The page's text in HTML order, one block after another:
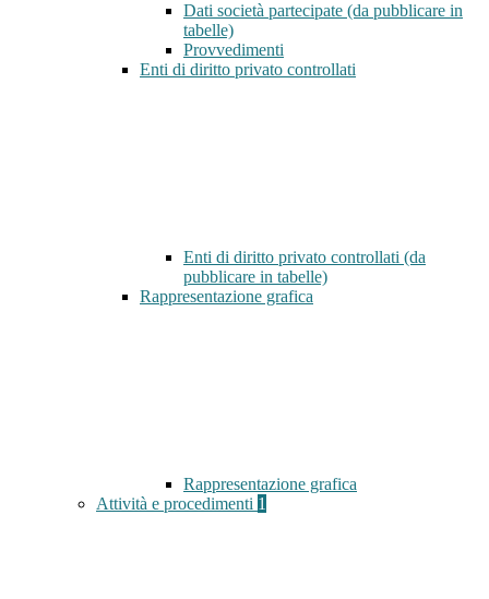
Dati società partecipate (da pubblicare in
tabelle)
Provvedimenti
Enti di diritto privato controllati
Enti di diritto privato controllati (da
pubblicare in tabelle)
Rappresentazione grafica
Rappresentazione grafica
Attività e procedimenti 1